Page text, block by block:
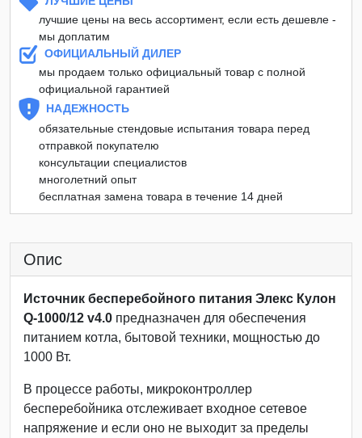
лучшие цены на весь ассортимент, если есть дешевле -
мы доплатим
ОФИЦИАЛЬНЫЙ ДИЛЕР
мы продаем только официальный товар с полной
официальной гарантией
НАДЕЖНОСТЬ
обязательные стендовые испытания товара перед
отправкой покупателю
консультации специалистов
многолетний опыт
бесплатная замена товара в течение 14 дней
Опис
Источник бесперебойного питания Элекс Кулон
Q-1000/12 v4.0 предназначен для обеспечения
питанием котла, бытовой техники, мощностью до
1000 Вт.
В процессе работы, микроконтроллер
бесперебойника отслеживает входное сетевое
напряжение и если оно не выходит за пределы